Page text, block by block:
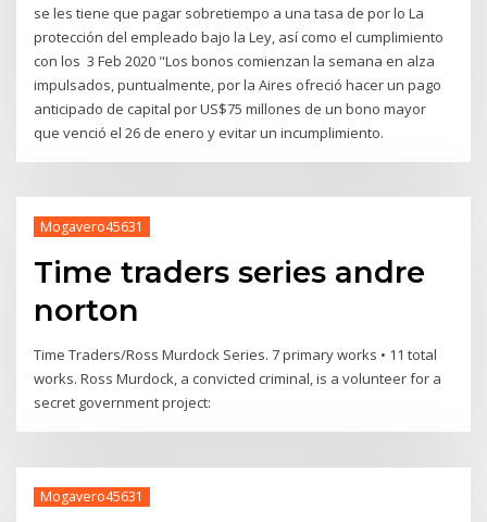
se les tiene que pagar sobretiempo a una tasa de por lo La
protección del empleado bajo la Ley, así como el cumplimiento
con los 3 Feb 2020 "Los bonos comienzan la semana en alza
impulsados, puntualmente, por la Aires ofreció hacer un pago
anticipado de capital por US$75 millones de un bono mayor
que venció el 26 de enero y evitar un incumplimiento.
Mogavero45631
Time traders series andre
norton
Time Traders/Ross Murdock Series. 7 primary works • 11 total
works. Ross Murdock, a convicted criminal, is a volunteer for a
secret government project:
Mogavero45631